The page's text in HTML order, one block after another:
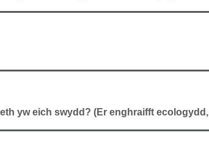
yw eich swydd? (Er enghraifft